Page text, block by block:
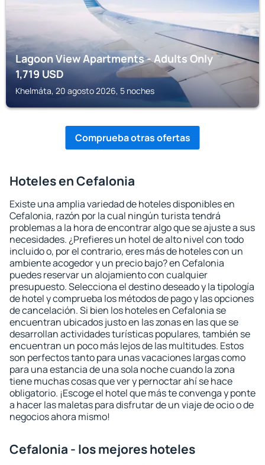
Lagoon View Apartments - Adults Only
1,719USD
Khelmáta, 20 agosto 2026, 5 noches
Comprueba otras ofertas
Hoteles en Cefalonia
Existe una amplia variedad de hoteles disponibles en
Cefalonia, razón por la cual ningún turista tendrá
problemas a la hora de encontrar algo que se ajuste a sus
necesidades. ¿Prefieres un hotel de alto nivel con todo
incluido o, por el contrario, eres más de hoteles con un
ambiente acogedor y un precio bajo? en Cefalonia
puedes reservar un alojamiento con cualquier
presupuesto. Selecciona el destino deseado y la tipología
de hotel y comprueba los métodos de pago y las opciones
de cancelación. Si bien los hoteles en Cefalonia se
encuentran ubicados justo en las zonas en las que se
desarrollan actividades turísticas populares, también se
encuentran un poco más lejos de las multitudes. Estos
son perfectos tanto para unas vacaciones largas como
para una estancia de una sola noche cuando la zona
tiene muchas cosas que ver y pernoctar ahí se hace
obligatorio. ¡Escoge el hotel que más te convenga y ponte
a hacer las maletas para disfrutar de un viaje de ocio o de
negocios ahora mismo!
Cefalonia - los mejores hoteles